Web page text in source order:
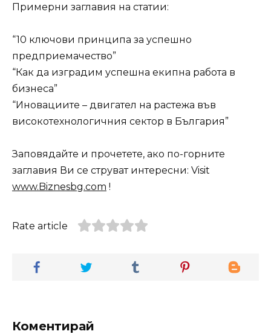
Примерни заглавия на статии:
“10 ключови принципа за успешно
предприемачество”
“Как да изградим успешна екипна работа в
бизнеса”
“Иновациите – двигател на растежа във
високотехнологичния сектор в България”
Заповядайте и прочетете, ако по-горните
заглавия Ви се струват интересни: Visit
www.Biznesbg.com !
Rate article
Коментирай